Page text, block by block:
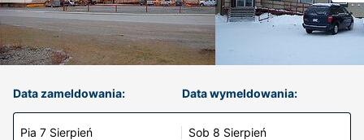
Data zameldowania:
Pia 7 Sierpień
Data wymeldowania:
Sob 8 Sierpień